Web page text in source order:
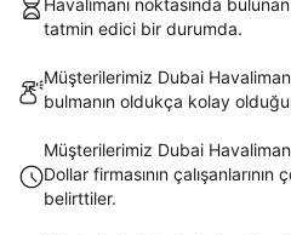
Havalimanı noktasında
tatmin edici bir durumda.
Müşterilerimiz Dubai
bulmanın oldukça kolay
Müşterilerimiz Dubai
Dollar firmasının
belirttiler.